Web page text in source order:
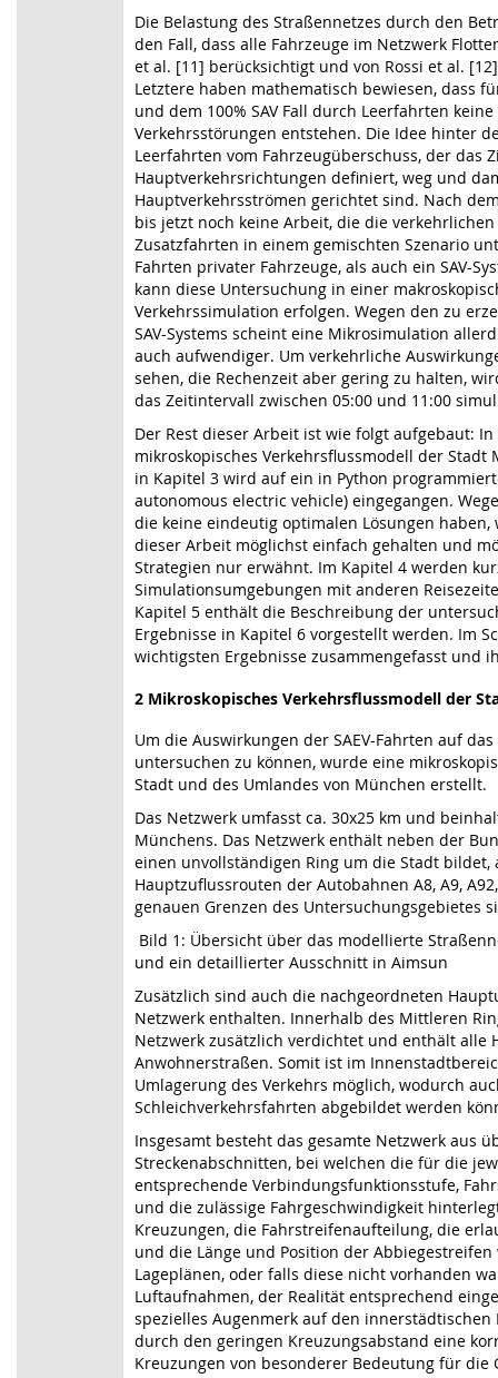
Die Belastung des Straßennetzes durch den
den Fall, dass alle Fahrzeuge im Netzwerk
et al. [11] berücksichtigt und von Rossi et al.
Letztere haben mathematisch bewiesen, dass
und dem 100% SAV Fall durch Leerfahrten
Verkehrsstörungen entstehen. Die Idee hinter
Leerfahrten vom Fahrzeugüberschuss, der das
Hauptverkehrsrichtungen definiert, weg und
Hauptverkehrsströmen gerichtet sind. Nach
bis jetzt noch keine Arbeit, die die
Zusatzfahrten in einem gemischten Szenario
Fahrten privater Fahrzeuge, als auch ein SAV-
kann diese Untersuchung in einer
Verkehrssimulation erfolgen. Wegen den zu
SAV-Systems scheint eine Mikrosimulation
auch aufwendiger. Um verkehrliche
sehen, die Rechenzeit aber gering zu halten,
das Zeitintervall zwischen 05:00 und 11:00
Der Rest dieser Arbeit ist wie folgt aufgebaut:
mikroskopisches Verkehrsflussmodell der
in Kapitel 3 wird auf ein in Python
autonomous electric vehicle) eingegangen.
die keine eindeutig optimalen Lösungen
dieser Arbeit möglichst einfach gehalten und
Strategien nur erwähnt. Im Kapitel 4 werden
Simulationsumgebungen mit anderen
Kapitel 5 enthält die Beschreibung der
Ergebnisse in Kapitel 6 vorgestellt werden. Im
wichtigsten Ergebnisse zusammengefasst und
2 Mikroskopisches Verkehrsflussmodell der
Um die Auswirkungen der SAEV-Fahrten auf
untersuchen zu können, wurde eine
Stadt und des Umlandes von München erstellt.
Das Netzwerk umfasst ca. 30x25 km und
Münchens. Das Netzwerk enthält neben der
einen unvollständigen Ring um die Stadt bildet,
Hauptzuflussrouten der Autobahnen A8, A9,
genauen Grenzen des Untersuchungsgebietes
Bild 1: Übersicht über das modellierte
und ein detaillierter Ausschnitt in Aimsun
Zusätzlich sind auch die nachgeordneten
Netzwerk enthalten. Innerhalb des Mittleren
Netzwerk zusätzlich verdichtet und enthält alle
Anwohnerstraßen. Somit ist im
Umlagerung des Verkehrs möglich, wodurch
Schleichverkehrsfahrten abgebildet werden
Insgesamt besteht das gesamte Netzwerk aus
Streckenabschnitten, bei welchen die für die
entsprechende Verbindungsfunktionsstufe,
und die zulässige Fahrgeschwindigkeit
Kreuzungen, die Fahrstreifenaufteilung, die
und die Länge und Position der
Lageplänen, oder falls diese nicht vorhanden
Luftaufnahmen, der Realität entsprechend
spezielles Augenmerk auf den innerstädtischen
durch den geringen Kreuzungsabstand eine
Kreuzungen von besonderer Bedeutung für die